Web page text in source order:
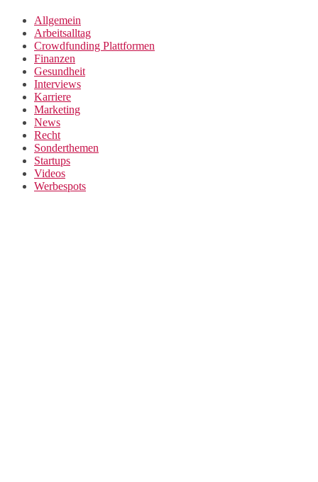
Allgemein
Arbeitsalltag
Crowdfunding Plattformen
Finanzen
Gesundheit
Interviews
Karriere
Marketing
News
Recht
Sonderthemen
Startups
Videos
Werbespots